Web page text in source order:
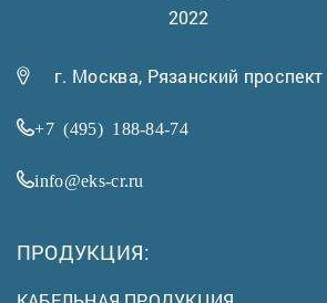
2022
г. Москва, Рязанский
+7 (495) 188-84-74
info@eks-cr.ru
ПРОДУКЦИЯ: